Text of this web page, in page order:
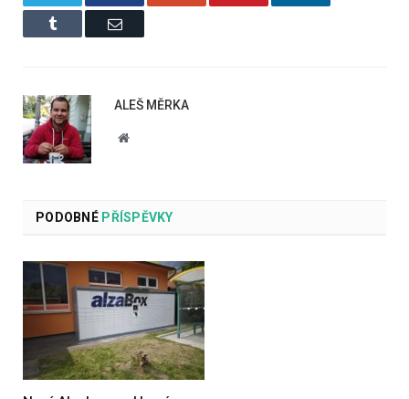
Tumblr Email
ALEŠ MĚRKA
Website
PODOBNÉPŘÍSPĚVKY